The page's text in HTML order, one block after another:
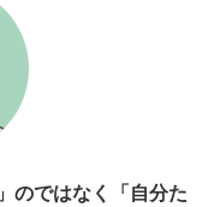
のではなく「自分た